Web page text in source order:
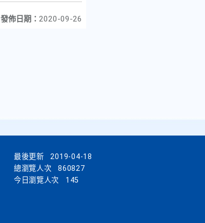
發佈日期： 2020-09-26
最後更新
2019-04-18
總瀏覽人次
860827
今日瀏覽人次
145